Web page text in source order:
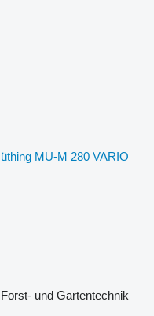
MU-M 280 VARIO
und Gartentechnik